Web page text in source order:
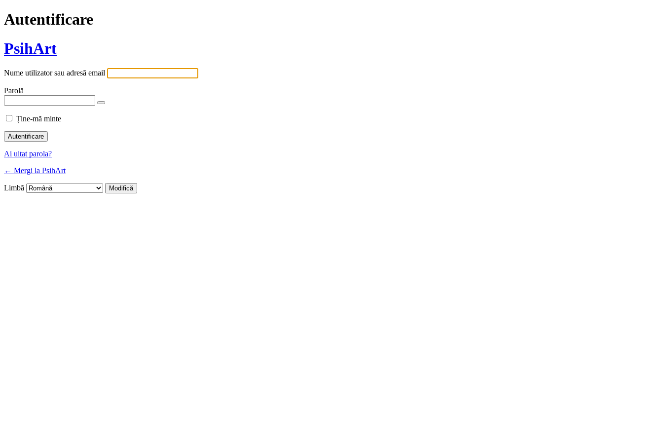
Autentificare
PsihArt
Nume utilizator sau adresă email
Parolă
Ține-mă minte
Ai uitat parola?
← Mergi la PsihArt
Limbă